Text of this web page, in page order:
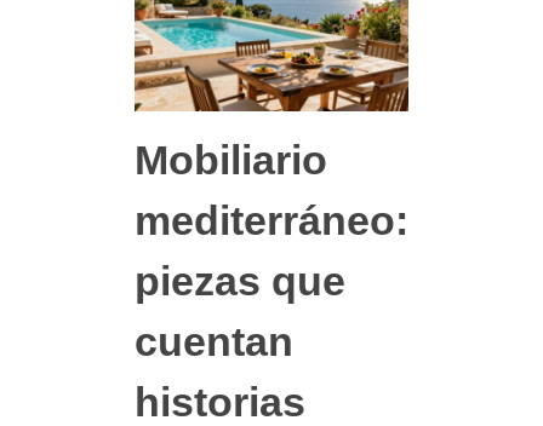
Mobiliario
mediterráneo:
piezas que
cuentan
historias